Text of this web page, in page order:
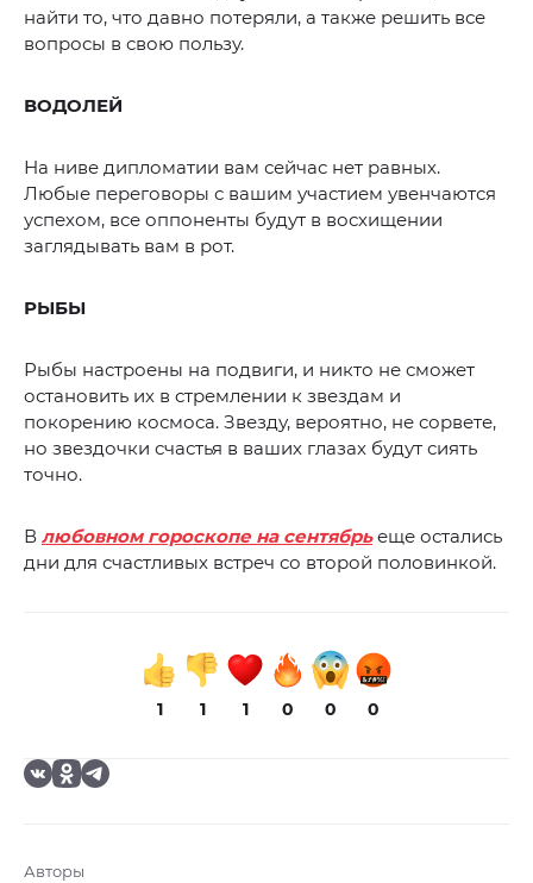
найти то, что давно потеряли, а также решить все
вопросы в свою пользу.
ВОДОЛЕЙ
На ниве дипломатии вам сейчас нет равных.
Любые переговоры с вашим участием увенчаются
успехом, все оппоненты будут в восхищении
заглядывать вам в рот.
РЫБЫ
Рыбы настроены на подвиги, и никто не сможет
остановить их в стремлении к звездам и
покорению космоса. Звезду, вероятно, не сорвете,
но звездочки счастья в ваших глазах будут сиять
точно.
В любовном гороскопе на сентябрьеще остались
дни для счастливых встреч со второй половинкой.
1 1 1 0 0 0
Авторы